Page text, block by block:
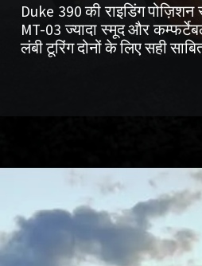
Duke 390 की राइडिंग पोज़िशन
MT-03 ज्यादा स्मूद और